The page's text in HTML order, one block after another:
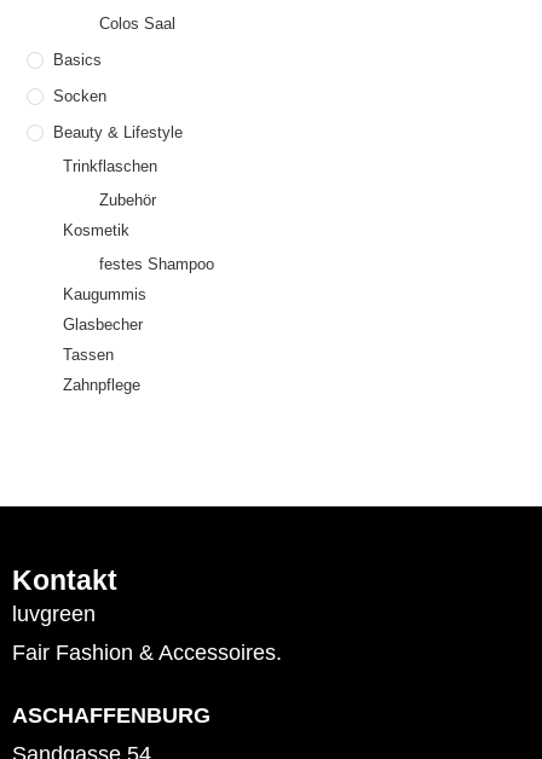
Colos Saal
Basics
Socken
Beauty & Lifestyle
Trinkflaschen
Zubehör
Kosmetik
festes Shampoo
Kaugummis
Glasbecher
Tassen
Zahnpflege
Kontakt
luvgreen
Fair Fashion & Accessoires.
ASCHAFFENBURG
Sandgasse 54